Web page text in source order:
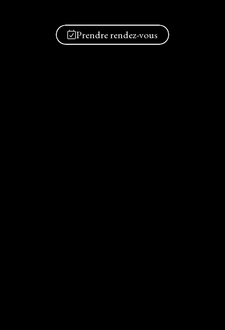
Prendre rendez-vous